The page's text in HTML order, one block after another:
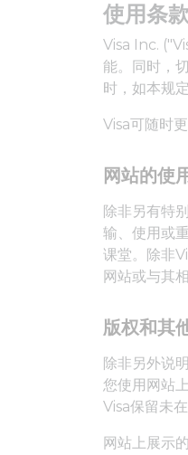
使用条款
Visa Inc.
能。同时，
时，如本规
Visa可随时
网站的使
除非另有特
输、使用或
课堂。除非
网站或与其
版权和其
除非另外说
您使用网站
Visa保留未
网站上展示